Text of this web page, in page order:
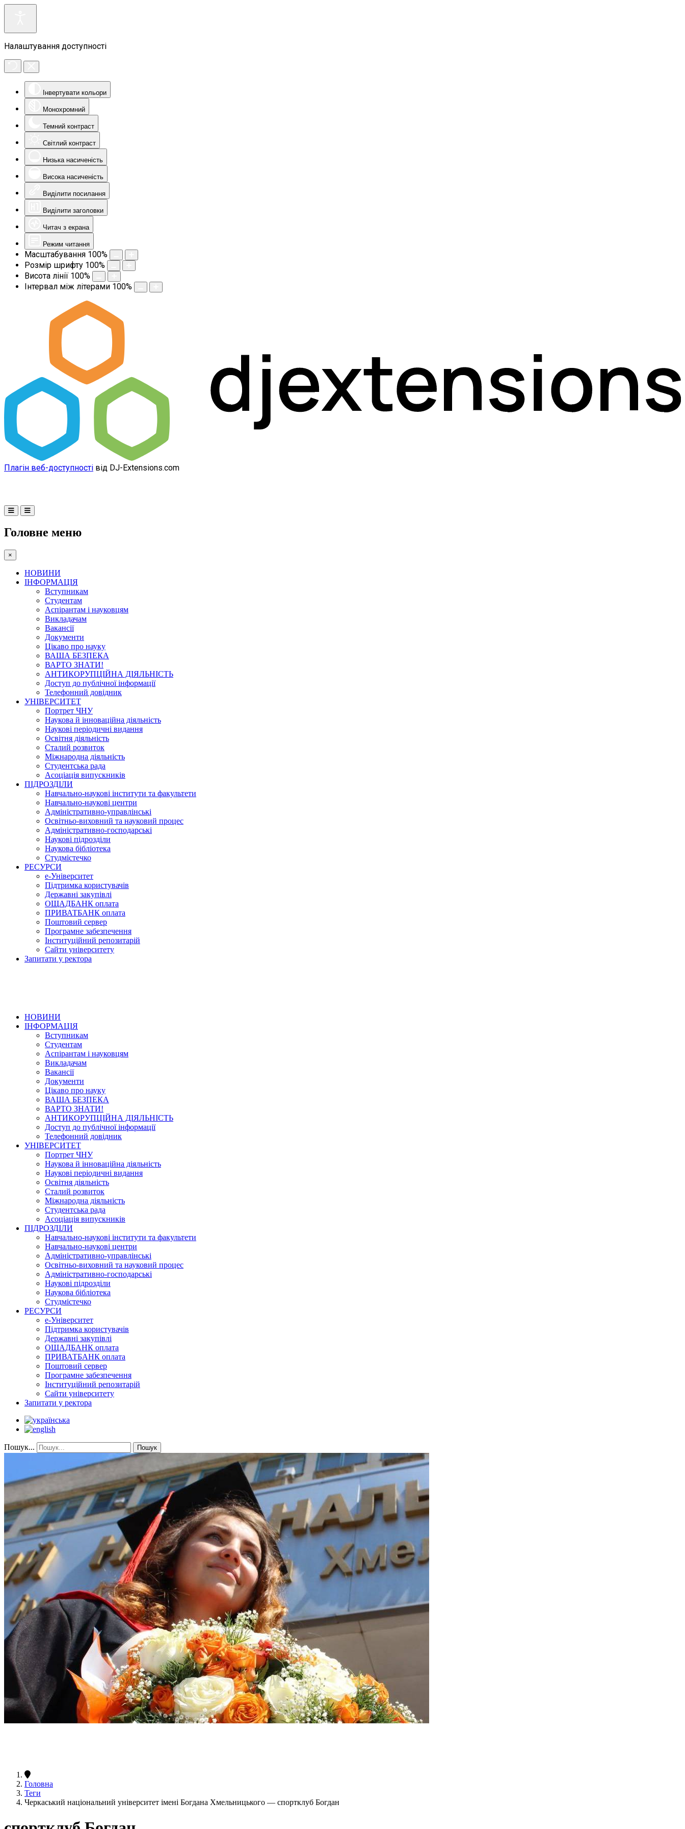
Налаштування доступності
Інвертувати кольори
Монохромний
Темний контраст
Світлий контраст
Низька насиченість
Висока насиченість
Виділити посилання
Виділити заголовки
Читач з екрана
Режим читання
Масштабування 100%
Розмір шрифту 100%
Висота лінії 100%
Інтервал між літерами 100%
Плагін веб-доступності від DJ-Extensions.com
Головне меню
×
НОВИНИ
ІНФОРМАЦІЯ
Вступникам
Студентам
Аспірантам і науковцям
Викладачам
Вакансії
Документи
Цікаво про науку
ВАША БЕЗПЕКА
ВАРТО ЗНАТИ!
АНТИКОРУПЦІЙНА ДІЯЛЬНІСТЬ
Доступ до публічної інформації
Телефонний довідник
УНІВЕРСИТЕТ
Портрет ЧНУ
Наукова й інноваційна діяльність
Наукові періодичні видання
Освітня діяльність
Сталий розвиток
Міжнародна діяльність
Студентська рада
Асоціація випускників
ПІДРОЗДІЛИ
Навчально-наукові інститути та факультети
Навчально-наукові центри
Адміністративно-управлінські
Освітньо-виховний та науковий процес
Адміністративно-господарські
Наукові підрозділи
Наукова бібліотека
Студмістечко
РЕСУРСИ
е-Університет
Підтримка користувачів
Державні закупівлі
ОЩАДБАНК оплата
ПРИВАТБАНК оплата
Поштовий сервер
Програмне забезпечення
Інституційний репозитарій
Сайти університету
Запитати у ректора
НОВИНИ
ІНФОРМАЦІЯ
Вступникам
Студентам
Аспірантам і науковцям
Викладачам
Вакансії
Документи
Цікаво про науку
ВАША БЕЗПЕКА
ВАРТО ЗНАТИ!
АНТИКОРУПЦІЙНА ДІЯЛЬНІСТЬ
Доступ до публічної інформації
Телефонний довідник
УНІВЕРСИТЕТ
Портрет ЧНУ
Наукова й інноваційна діяльність
Наукові періодичні видання
Освітня діяльність
Сталий розвиток
Міжнародна діяльність
Студентська рада
Асоціація випускників
ПІДРОЗДІЛИ
Навчально-наукові інститути та факультети
Навчально-наукові центри
Адміністративно-управлінські
Освітньо-виховний та науковий процес
Адміністративно-господарські
Наукові підрозділи
Наукова бібліотека
Студмістечко
РЕСУРСИ
е-Університет
Підтримка користувачів
Державні закупівлі
ОЩАДБАНК оплата
ПРИВАТБАНК оплата
Поштовий сервер
Програмне забезпечення
Інституційний репозитарій
Сайти університету
Запитати у ректора
Пошук... Пошук
Головна
Теги
Черкаський національний університет імені Богдана Хмельницького — спортклуб Богдан